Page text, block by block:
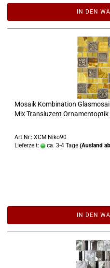
IN DEN
Mosaik Kombination
Mix Transluzent Ornamentoptik
Art.Nr.: XCM Niko90
Lieferzeit:
ca. 3-4 Tage (Ausland
IN DEN